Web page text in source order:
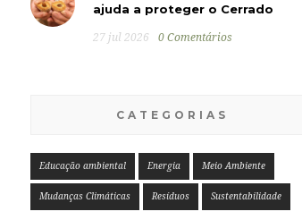
ajuda a proteger o Cerrado
27 jul 2026 0 Comentários
CATEGORIAS
Educação ambiental Energia Meio Ambiente
Mudanças Climáticas Resíduos Sustentabilidade